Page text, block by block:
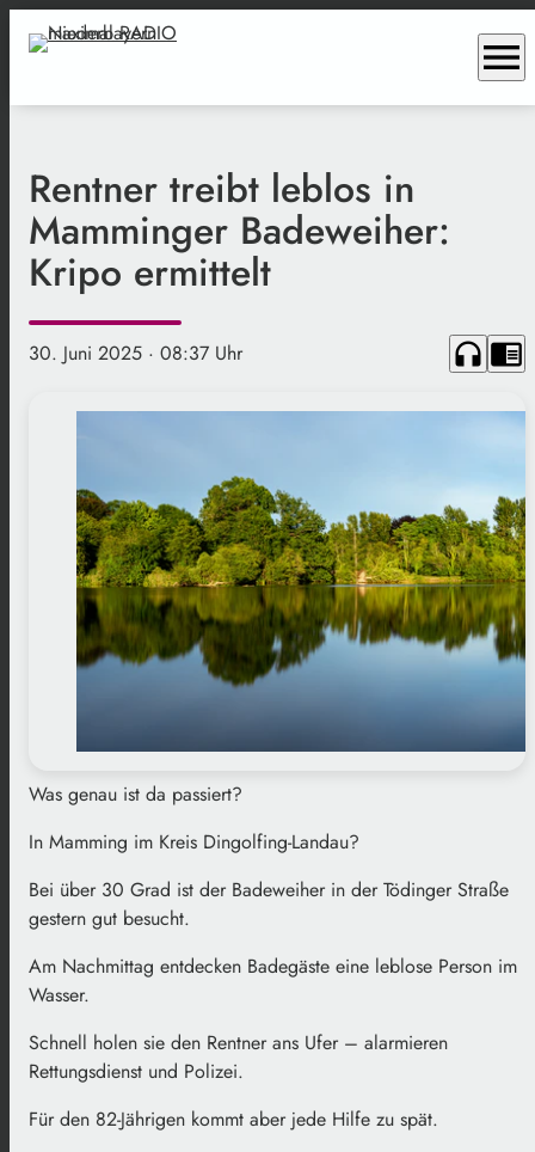
menu
Rentner treibt leblos in
Mamminger Badeweiher:
Kripo ermittelt
30. Juni 2025 · 08:37 Uhr headphones chrome_reader_mode
Was genau ist da passiert?
In Mamming im Kreis Dingolfing-Landau?
Bei über 30 Grad ist der Badeweiher in der Tödinger Straße
gestern gut besucht.
Am Nachmittag entdecken Badegäste eine leblose Person im
Wasser.
Schnell holen sie den Rentner ans Ufer – alarmieren
Rettungsdienst und Polizei.
Für den 82-Jährigen kommt aber jede Hilfe zu spät.